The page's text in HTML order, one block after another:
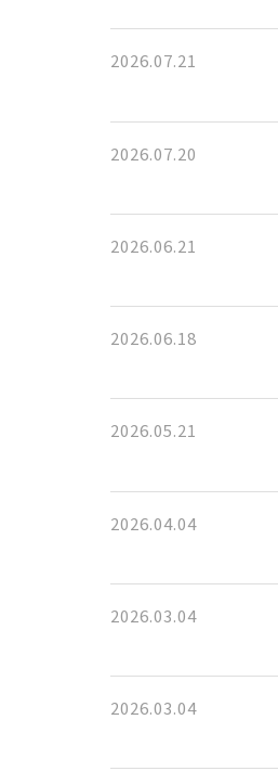
2026.07.21
2026.07.20
2026.06.21
2026.06.18
2026.05.21
2026.04.04
2026.03.04
2026.03.04